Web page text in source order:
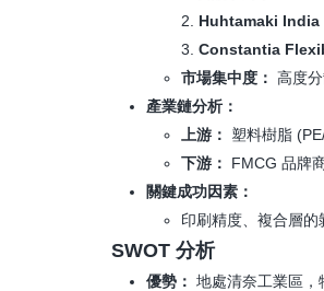
2. Huhtamaki India
3. Constantia
市場集中度： 高度
產業鏈分析：
上游：
塑料樹脂
下游：
FMCG 品牌
關鍵成功因素：
印刷精度、複合層的
SWOT 分析
優勢： 地處清奈工業區，